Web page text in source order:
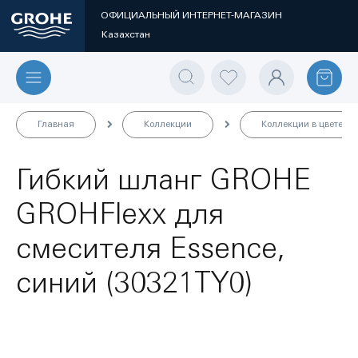
ОФИЦИАЛЬНЫЙ ИНТЕРНЕТ-МАГАЗИН
Казахстан
Главная Коллекции Коллекции в цвете
Гибкий шланг GROHE
GROHFlexx для
смесителя Essence,
синий (30321TY0)